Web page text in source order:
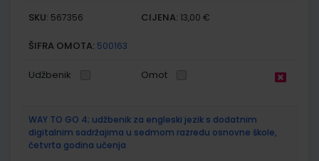
SKU: 567356 CIJENA: 13,00 €
ŠIFRA OMOTA: 500163
Udžbenik Omot
WAY TO GO 4; udžbenik za engleski jezik s dodatnim
digitalnim sadržajima u sedmom razredu osnovne škole,
četvrta godina učenja